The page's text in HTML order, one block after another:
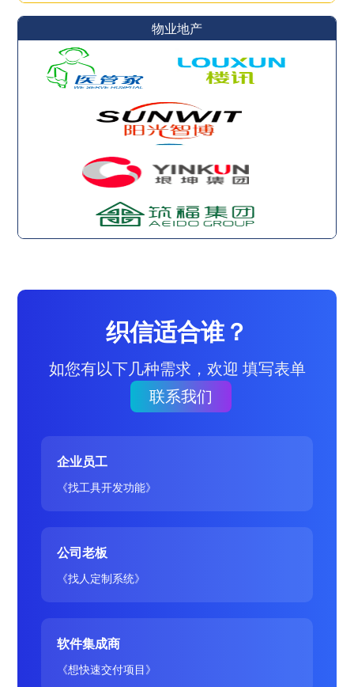
物业地产
织信适合谁？
如您有以下几种需求，欢迎 填写表单
联系我们
企业员工
《找工具开发功能》
公司老板
《找人定制系统》
软件集成商
《想快速交付项目》